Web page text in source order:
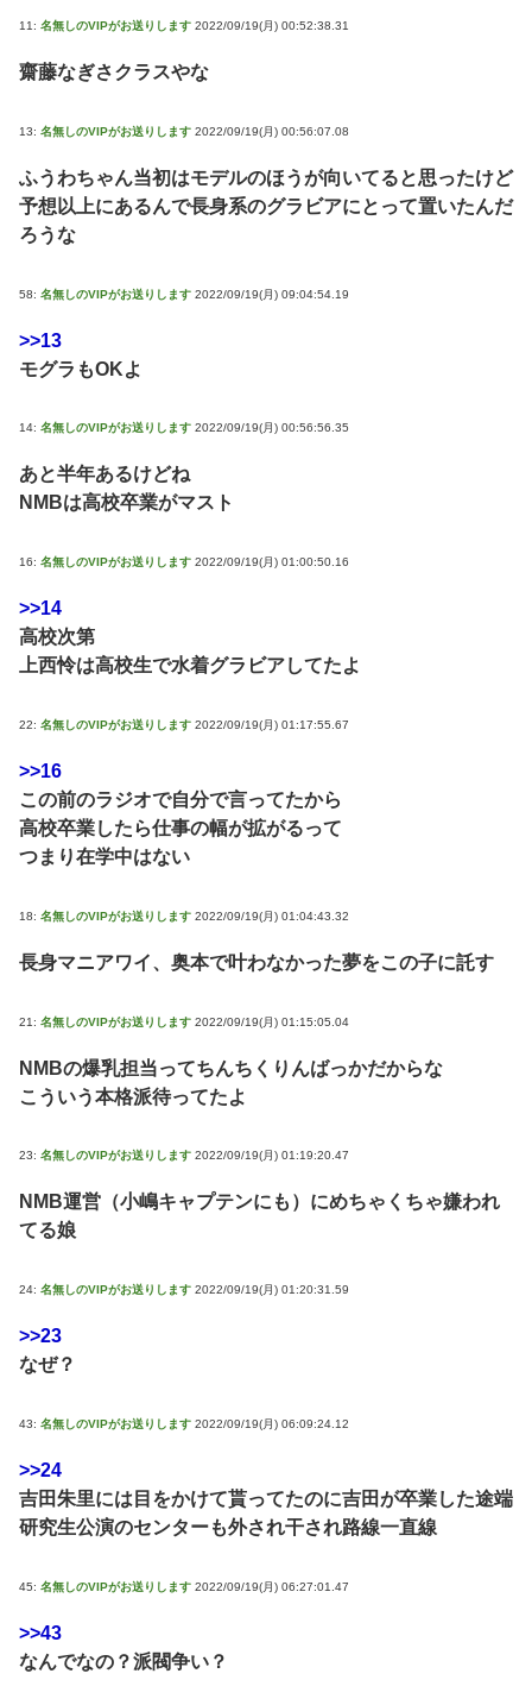
11: 名無しのVIPがお送りします 2022/09/19(月) 00:52:38.31
齋藤なぎさクラスやな
13: 名無しのVIPがお送りします 2022/09/19(月) 00:56:07.08
ふうわちゃん当初はモデルのほうが向いてると思ったけど
予想以上にあるんで長身系のグラビアにとって置いたんだ
ろうな
58: 名無しのVIPがお送りします 2022/09/19(月) 09:04:54.19
>>13
モグラもOKよ
14: 名無しのVIPがお送りします 2022/09/19(月) 00:56:56.35
あと半年あるけどね
NMBは高校卒業がマスト
16: 名無しのVIPがお送りします 2022/09/19(月) 01:00:50.16
>>14
高校次第
上西怜は高校生で水着グラビアしてたよ
22: 名無しのVIPがお送りします 2022/09/19(月) 01:17:55.67
>>16
この前のラジオで自分で言ってたから
高校卒業したら仕事の幅が拡がるって
つまり在学中はない
18: 名無しのVIPがお送りします 2022/09/19(月) 01:04:43.32
長身マニアワイ、奥本で叶わなかった夢をこの子に託す
21: 名無しのVIPがお送りします 2022/09/19(月) 01:15:05.04
NMBの爆乳担当ってちんちくりんばっかだからな
こういう本格派待ってたよ
23: 名無しのVIPがお送りします 2022/09/19(月) 01:19:20.47
NMB運営（小嶋キャプテンにも）にめちゃくちゃ嫌われ
てる娘
24: 名無しのVIPがお送りします 2022/09/19(月) 01:20:31.59
>>23
なぜ？
43: 名無しのVIPがお送りします 2022/09/19(月) 06:09:24.12
>>24
吉田朱里には目をかけて貰ってたのに吉田が卒業した途端
研究生公演のセンターも外され干され路線一直線
45: 名無しのVIPがお送りします 2022/09/19(月) 06:27:01.47
>>43
なんでなの？派閥争い？